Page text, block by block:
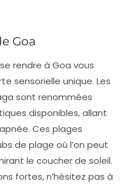
Goa
rendre à Goa vous
sensorielle unique. Les
sont renommées
disponibles, allant
. Ces plages
de plage où l’on peut
le coucher de soleil.
fortes, n’hésitez pas à